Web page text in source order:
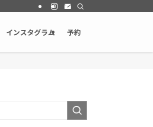
インスタグラム 予約